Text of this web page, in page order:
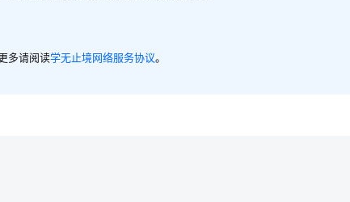
多请阅读学无止境网络服务协议。